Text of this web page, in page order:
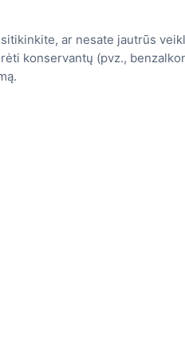
ar nesate jautrūs
konservantų (pvz.,